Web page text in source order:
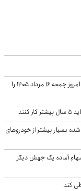
تغییرات شدید محصولات سایپا/ خریداران جدول امروز جمعه ۱۶ مرداد ۱۴۰۵ را
بسیار بیشتر از خودروهای
شنبه ۱۷ مرداد ۱۴۰۵/ بازار سهام آماده یک جهش دیگر
کند